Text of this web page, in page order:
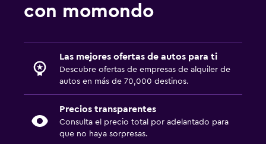
con momondo
Las mejores ofertas de autos para ti
Descubre ofertas de empresas de alquiler de
autos en más de 70,000 destinos.
Precios transparentes
Consulta el precio total por adelantado para
que no haya sorpresas.